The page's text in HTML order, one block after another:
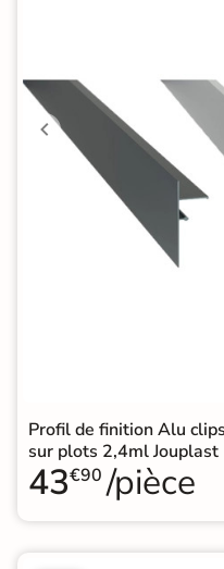
Profil de finition Alu
sur plots 2,4ml Jouplast
43€90 /pièce